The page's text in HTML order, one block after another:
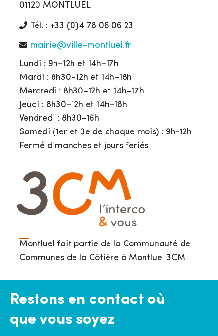
01120 MONTLUEL
Tél. : +33 (0)4 78 06 06 23
mairie@ville-montluel.fr
Lundi : 9h–12h et 14h–17h
Mardi : 8h30–12h et 14h–18h
Mercredi : 8h30–12h et 14h–17h
Jeudi : 8h30–12h et 14h–18h
Vendredi : 8h30–16h
Samedi (1er et 3e de chaque mois) : 9h-12h
Fermé dimanches et jours feriés
Montluel fait partie de la Communauté de
Communes de la Côtière à Montluel 3CM
Restons en contact où
que vous soyez